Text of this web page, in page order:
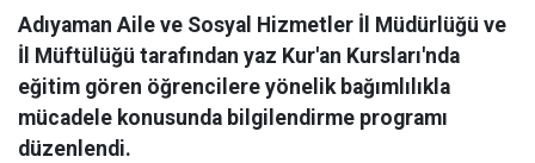
Adıyaman Aile ve Sosyal Hizmetler İl Müdürlüğü ve
İl Müftülüğü tarafından yaz Kur'an Kursları'nda
eğitim gören öğrencilere yönelik bağımlılıkla
mücadele konusunda bilgilendirme programı
düzenlendi.